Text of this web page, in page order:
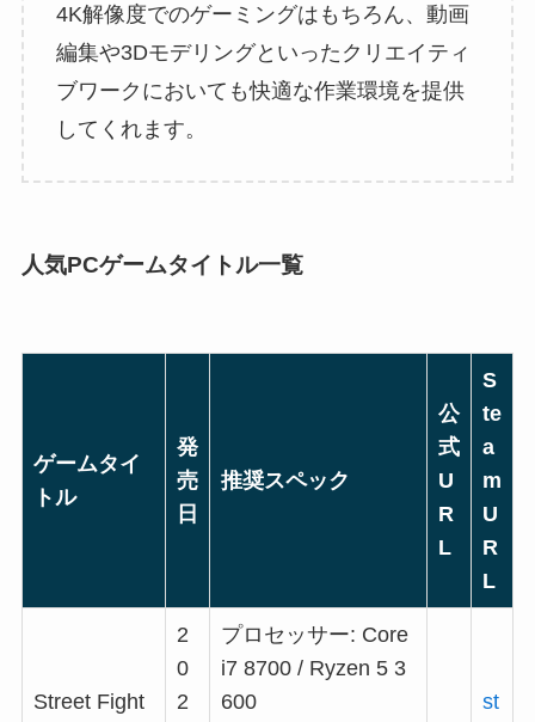
4K解像度でのゲーミングはもちろん、動画
編集や3Dモデリングといったクリエイティ
ブワークにおいても快適な作業環境を提供
してくれます。
人気PCゲームタイトル一覧
ゲームタイ
トル
発
売
日
推奨スペック
公
式
U
R
L
S
te
a
m
U
R
L
Street Fight
2
0
2
プロセッサー: Core
i7 8700 / Ryzen 5 3
600
st